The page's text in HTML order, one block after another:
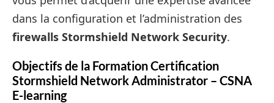
dans la configuration et l’administration des
firewalls Stormshield Network Security.
Objectifs de la Formation Certification
Stormshield Network Administrator – CSNA
E-learning